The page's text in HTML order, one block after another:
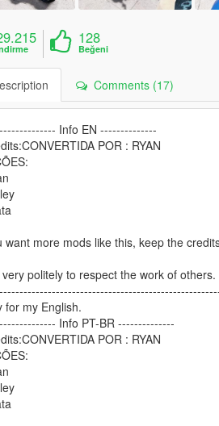
128
Beğeni
Comments (17)
Info EN --------------
POR : RYAN
want more mods like this, keep the
very politely to respect the work of others.
for my English.
Info PT-BR --------------
POR : RYAN